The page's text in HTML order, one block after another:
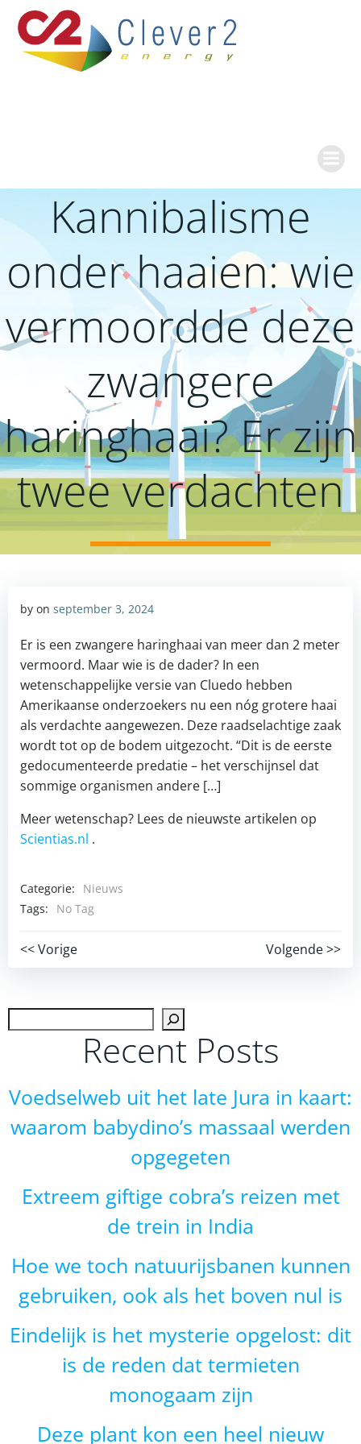
naar
de
inhoud
Kannibalisme
onder haaien: wie
vermoordde deze
zwangere
haringhaai? Er zijn
twee verdachten
by on september 3, 2024
Er is een zwangere haringhaai van meer dan 2 meter
vermoord. Maar wie is de dader? In een
wetenschappelijke versie van Cluedo hebben
Amerikaanse onderzoekers nu een nóg grotere haai
als verdachte aangewezen. Deze raadselachtige zaak
wordt tot op de bodem uitgezocht. “Dit is de eerste
gedocumenteerde predatie – het verschijnsel dat
sommige organismen andere […]
Meer wetenschap? Lees de nieuwste artikelen op
Scientias.nl .
Categorie:
Nieuws
Tags:
No Tag
Post
navigation
<< Vorige
Post
navigation
Volgende >>
Recent Posts
Voedselweb uit het late Jura in kaart:
waarom babydino’s massaal werden
opgegeten
Extreem giftige cobra’s reizen met
de trein in India
Hoe we toch natuurijsbanen kunnen
gebruiken, ook als het boven nul is
Eindelijk is het mysterie opgelost: dit
is de reden dat termieten
monogaam zijn
Deze plant kon een heel nieuw